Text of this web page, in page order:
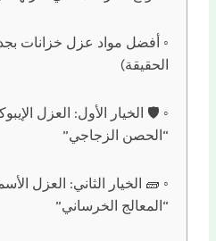
أفضل مواد عزل خزانات
الحقيقة)
“الحصن الزجاجي”
“المعالج الخرساني”